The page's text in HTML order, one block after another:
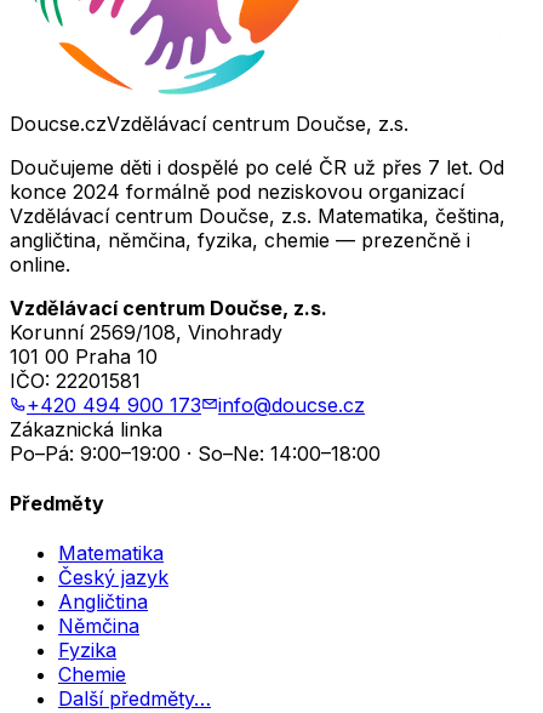
Doucse.czVzdělávací centrum Doučse, z.s.
Doučujeme děti i dospělé po celé ČR už přes 7 let. Od
konce 2024 formálně pod neziskovou organizací
Vzdělávací centrum Doučse, z.s. Matematika, čeština,
angličtina, němčina, fyzika, chemie — prezenčně i
online.
Vzdělávací centrum Doučse, z.s.
Korunní 2569/108, Vinohrady
101 00 Praha 10
IČO: 22201581
+420 494 900 173
info@doucse.cz
Zákaznická linka
Po–Pá: 9:00–19:00 · So–Ne: 14:00–18:00
Předměty
Matematika
Český jazyk
Angličtina
Němčina
Fyzika
Chemie
Další předměty…